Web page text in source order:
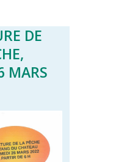
DE
MARS